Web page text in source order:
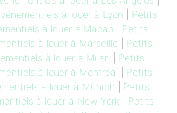
à louer à Lyon
Petits
à louer à Macao| Petits
à louer à Marseille
Petits
à louer à Milan
Petits
à louer à Montréal
Petits
à louer à Munich
Petits
à louer à New York
Petits